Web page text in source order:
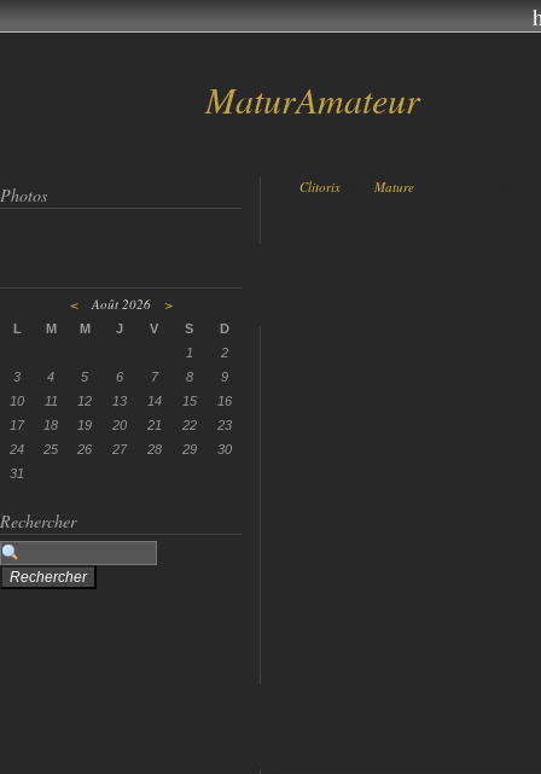
MaturAmateur
Photos
<Août 2026 >
L M M J V S
D
1
2
3
4 5 6 7 8
9
10
11 12 13 14 15
16
17
18 19 20 21 22
23
24
25 26 27 28 29
30
31
Rechercher
Clitorix Mature